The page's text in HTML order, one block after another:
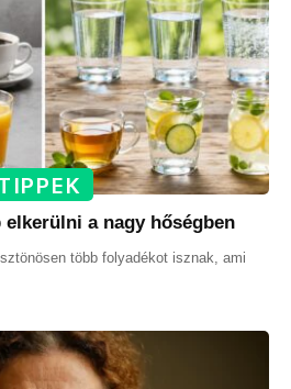
a nagy hőségben
több folyadékot isznak, ami